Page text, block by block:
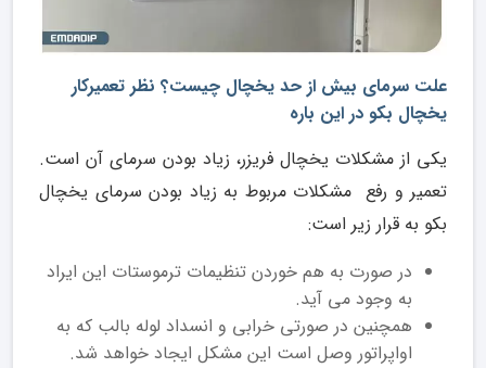
علت سرمای بیش از حد یخچال چیست؟ نظر تعمیرکار
یخچال بکو در این باره
یکی از مشکلات یخچال فریزر، زیاد بودن سرمای آن است.
تعمیر و رفع مشکلات مربوط به زیاد بودن سرمای یخچال
بکو به قرار زیر است:
در صورت به هم خوردن تنظیمات ترموستات این ایراد
به وجود می آید.
همچنین در صورتی خرابی و انسداد لوله بالب که به
اواپراتور وصل است این مشکل ایجاد خواهد شد.